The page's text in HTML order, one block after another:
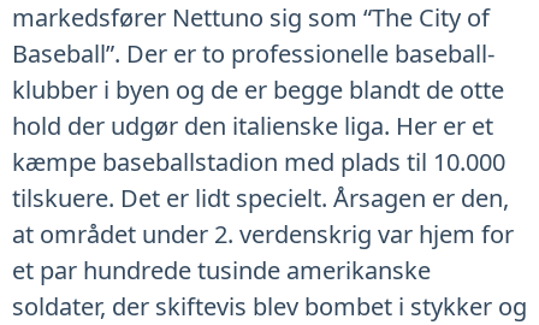
markedsfører Nettuno sig som “The City of
Baseball”. Der er to professionelle baseball-
klubber i byen og de er begge blandt de otte
hold der udgør den italienske liga. Her er et
kæmpe baseballstadion med plads til 10.000
tilskuere. Det er lidt specielt. Årsagen er den,
at området under 2. verdenskrig var hjem for
et par hundrede tusinde amerikanske
soldater, der skiftevis blev bombet i stykker og